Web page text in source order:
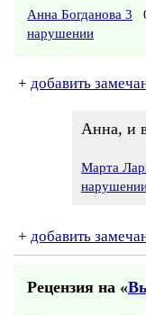
Анна Богданова 3
нарушении
+ добавить
Анна, и
Марта
+ добавить
Рецензия на «